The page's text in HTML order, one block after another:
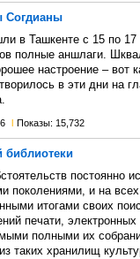
Согдианы
в Ташкенте с 15 по 17
полные аншлаги.
настроение – вот
в эти дни на
l Показы: 15,732
библиотеки
постоянно
поколениями, и на
итогами своих
печати, электронных
полными их
таких хранилищ